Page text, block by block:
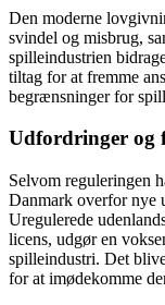
Den moderne
svindel og misbrug,
spilleindustrien
tiltag for at fremme
begrænsninger for
Udfordringer og
Selvom reguleringen
Danmark overfor nye
Uregulerede
licens, udgør en
spilleindustri. Det
for at imødekomme